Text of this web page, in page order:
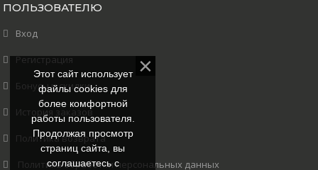
ПОЛЬЗОВАТЕЛЮ
Вход
Регистрация
Бонусы и скидки
История заказов
Политика возврата
Политика обработки персональных данных
Этот сайт использует
файлы cookies для
более комфортной
работы пользователя.
Продолжая просмотр
страниц сайта, вы
соглашаетесь с